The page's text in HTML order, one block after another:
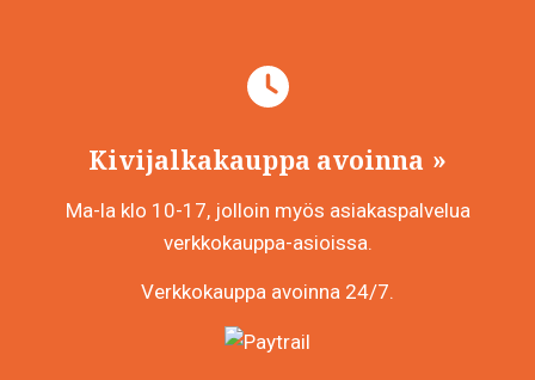
Kivijalkakauppa avoinna
Ma-la klo 10-17, jolloin myös asiakaspalvelua
verkkokauppa-asioissa.
Verkkokauppa avoinna 24/7.